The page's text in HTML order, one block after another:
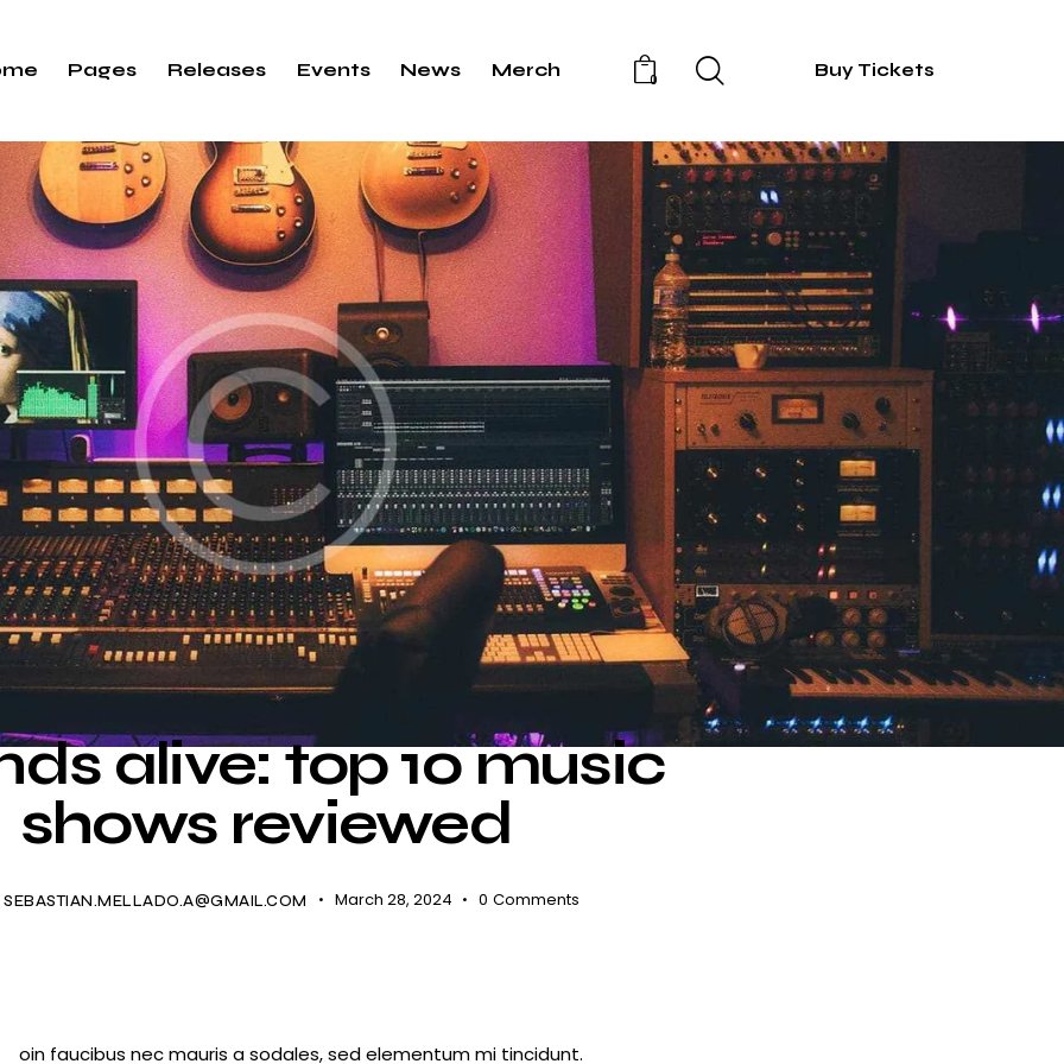
Pages Releases Events News Merch 0 Buy Tickets
SHOWS
alive: top 10 music
shows reviewed
SEBASTIAN.MELLADO.A@GMAIL.COM March 28, 2024 0 Comments
oin faucibus nec mauris a sodales, sed elementum mi tincidunt.